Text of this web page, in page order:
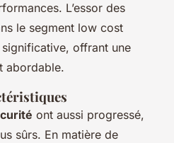
L’essor des
le segment low cost
offrant une
abordable.
ont aussi progressé,
sûrs. En matière de